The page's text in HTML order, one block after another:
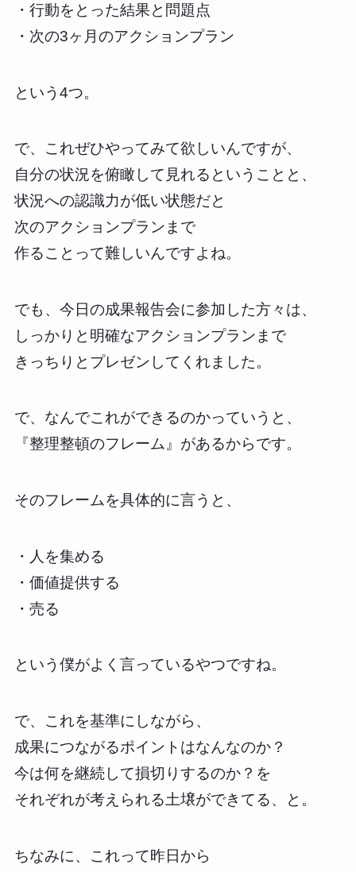
・行動をとった結果と問題点
・次の3ヶ月のアクションプラン
という4つ。
で、これぜひやってみて欲しいんですが、
自分の状況を俯瞰して見れるということと、
状況への認識力が低い状態だと
次のアクションプランまで
作ることって難しいんですよね。
でも、今日の成果報告会に参加した方々は、
しっかりと明確なアクションプランまで
きっちりとプレゼンしてくれました。
で、なんでこれができるのかっていうと、
『整理整頓のフレーム』があるからです。
そのフレームを具体的に言うと、
・人を集める
・価値提供する
・売る
という僕がよく言っているやつですね。
で、これを基準にしながら、
成果につながるポイントはなんなのか？
今は何を継続して損切りするのか？を
それぞれが考えられる土壌ができてる、と。
ちなみに、これって昨日から